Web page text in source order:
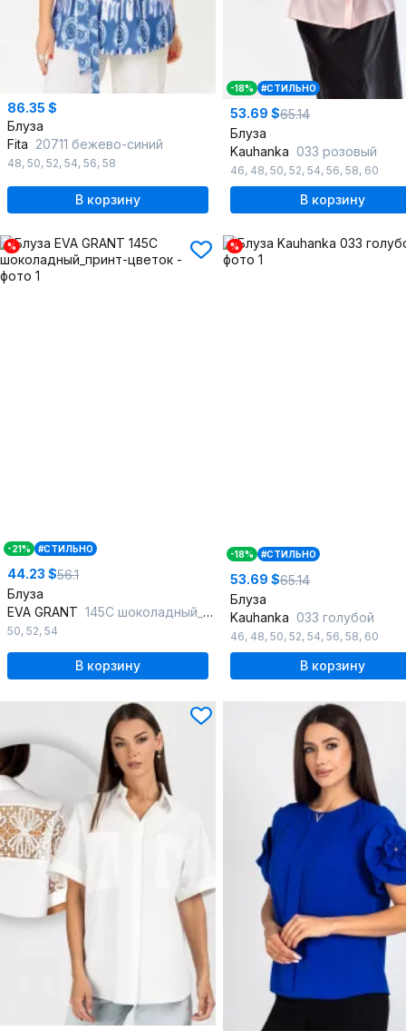
86.35 $
Блуза
Fita 20711 бежево-синий
48, 50, 52, 54, 56, 58
В корзину
-18% #СТИЛЬНО
53.69 $65.14
Блуза
Kauhanka 033 розовый
46, 48, 50, 52, 54, 56, 58, 60
В корзину
%
-21% #СТИЛЬНО
44.23 $56.1
Блуза
EVA GRANT 145С шоколадный_принт-цветок
50, 52, 54
В корзину
%
-18% #СТИЛЬНО
53.69 $65.14
Блуза
Kauhanka 033 голубой
46, 48, 50, 52, 54, 56, 58, 60
В корзину